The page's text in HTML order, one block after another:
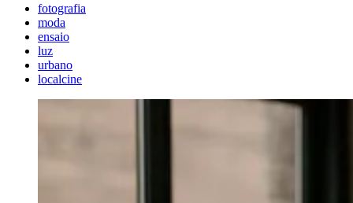
fotografia
moda
ensaio
luz
urbano
localcine